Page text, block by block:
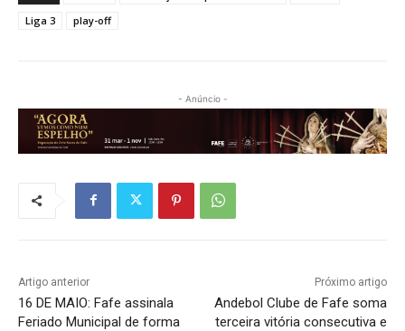
Liga 3
play-off
- Anúncio -
Artigo anterior
16 DE MAIO: Fafe assinala
Feriado Municipal de forma
Próximo artigo
Andebol Clube de Fafe soma
terceira vitória consecutiva e